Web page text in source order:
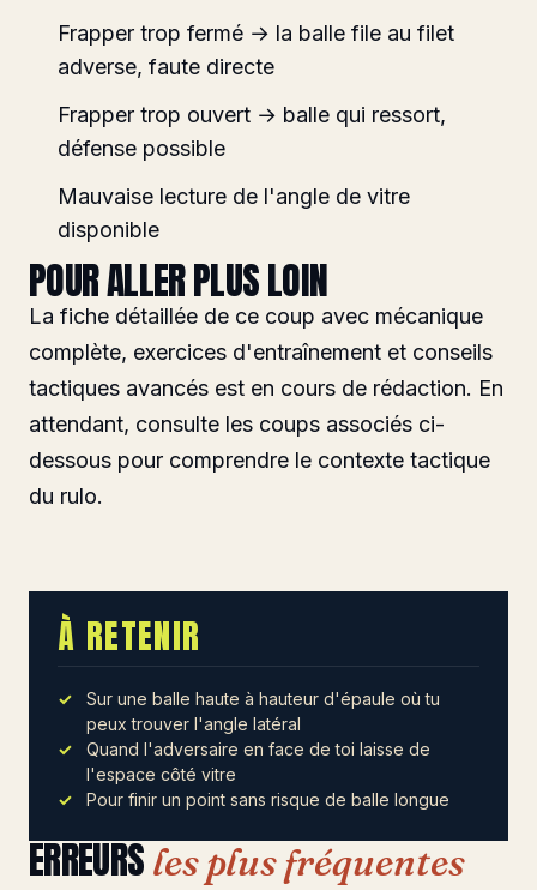
Frapper trop fermé → la balle file au filet
adverse, faute directe
Frapper trop ouvert → balle qui ressort,
défense possible
Mauvaise lecture de l'angle de vitre
disponible
POUR ALLER PLUS LOIN
La fiche détaillée de ce coup avec mécanique
complète, exercices d'entraînement et conseils
tactiques avancés est en cours de rédaction. En
attendant, consulte les coups associés ci-
dessous pour comprendre le contexte tactique
du rulo.
À RETENIR
Sur une balle haute à hauteur d'épaule où tu
peux trouver l'angle latéral
Quand l'adversaire en face de toi laisse de
l'espace côté vitre
Pour finir un point sans risque de balle longue
ERREURSles plus fréquentes